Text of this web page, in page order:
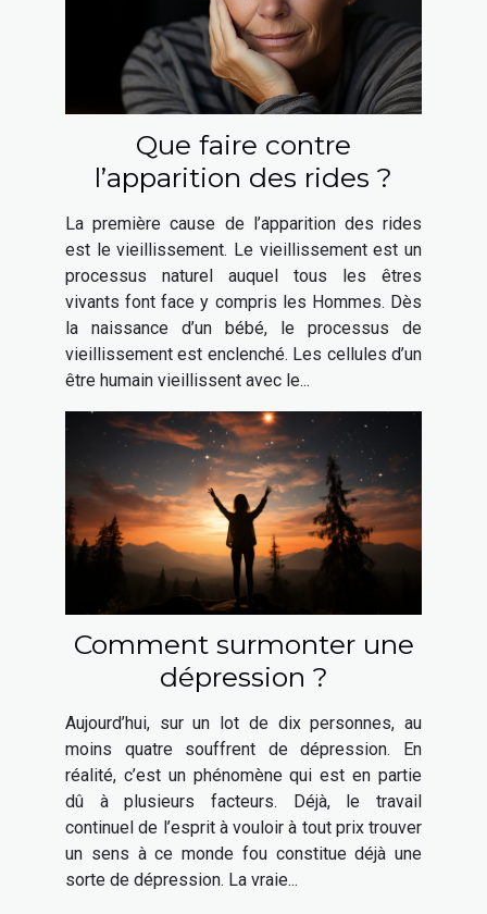
Que faire contre
l’apparition des rides ?
La première cause de l’apparition des rides
est le vieillissement. Le vieillissement est un
processus naturel auquel tous les êtres
vivants font face y compris les Hommes. Dès
la naissance d’un bébé, le processus de
vieillissement est enclenché. Les cellules d’un
être humain vieillissent avec le...
Comment surmonter une
dépression ?
Aujourd’hui, sur un lot de dix personnes, au
moins quatre souffrent de dépression. En
réalité, c’est un phénomène qui est en partie
dû à plusieurs facteurs. Déjà, le travail
continuel de l’esprit à vouloir à tout prix trouver
un sens à ce monde fou constitue déjà une
sorte de dépression. La vraie...